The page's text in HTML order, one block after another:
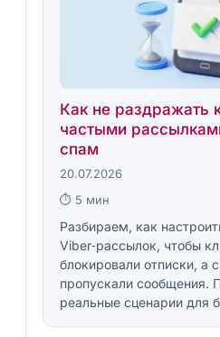
Как не раздражать
частыми
спам
20.07.2026
⏱ 5 мин
Разбираем, как
Viber‑рассылок, чтобы
блокировали отписки, а
пропускали сообщения.
реальные сценарии для